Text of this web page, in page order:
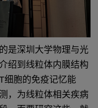
是深圳大学物理与光
绍到线粒体内膜结构
细胞的免疫记忆能
，为线粒体相关疾病